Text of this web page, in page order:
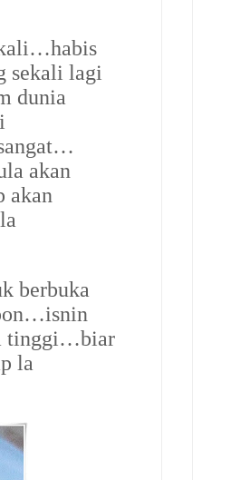
sekali lagi
dunia
akan
akan
berbuka
tinggi…biar
la